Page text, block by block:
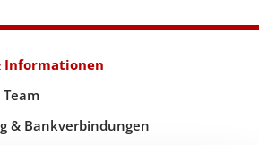
Informationen
& Bankverbindungen